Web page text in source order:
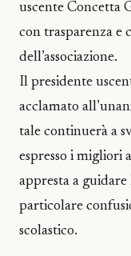
uscente Concetta
con trasparenza e
dell’associazione.
Il presidente
acclamato
tale continuerà a
espresso i migliori
appresta a
particolare
scolastico.